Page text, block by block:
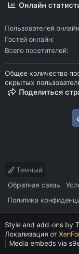
Онлайн
Пользователей онлайн
Гостей онлайн
Всего посетителей
Общее количество
скрытых
Поделиться
Темный
Обратная связь
Политика
Style and add-ons by
Локализация от
Media embeds via